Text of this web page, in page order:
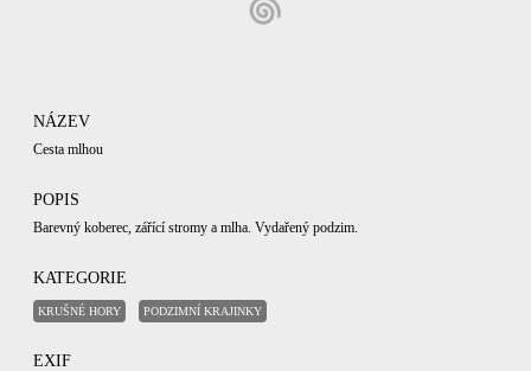
NÁZEV
Cesta mlhou
POPIS
Barevný koberec, zářící stromy a mlha. Vydařený podzim.
KATEGORIE
KRUŠNÉ HORY PODZIMNÍ KRAJINKY
EXIF